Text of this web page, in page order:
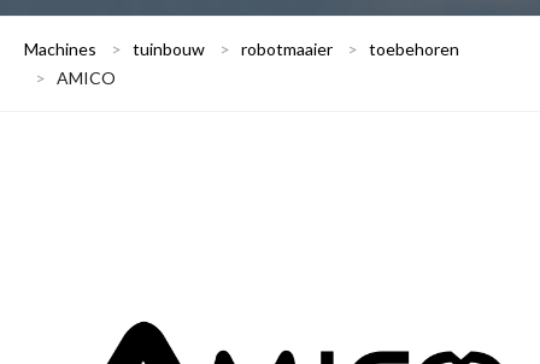
Machines > tuinbouw > robotmaaier > toebehoren
> AMICO